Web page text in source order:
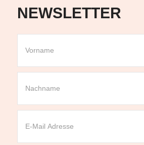
NEWSLETTER